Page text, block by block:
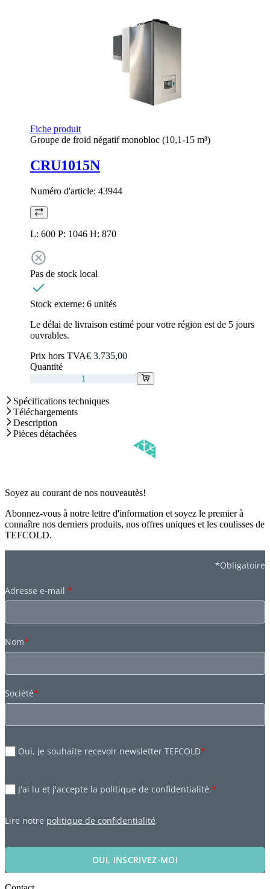
Fiche produit
Groupe de froid négatif monobloc (10,1-15 m³)
CRU1015N
Numéro d'article: 43944
L: 600 P: 1046 H: 870
Pas de stock local
Stock externe: 6 unités
Le délai de livraison estimé pour votre région est de 5 jours
ouvrables.
Prix hors TVA€ 3.735,00
Quantité
Spécifications techniques
Téléchargements
Description
Pièces détachées
Soyez au courant de nos nouveautès!
Abonnez-vous à notre lettre d'information et soyez le premier à
connaître nos derniers produits, nos offres uniques et les coulisses de
TEFCOLD.
*Obligatoire
Adresse e-mail *
Nom*
Société*
Oui, je souhaite recevoir newsletter TEFCOLD*
J'ai lu et j'accepte la politique de confidentialité.*
Lire notre politique de confidentialité
OUI, INSCRIVEZ-MOI